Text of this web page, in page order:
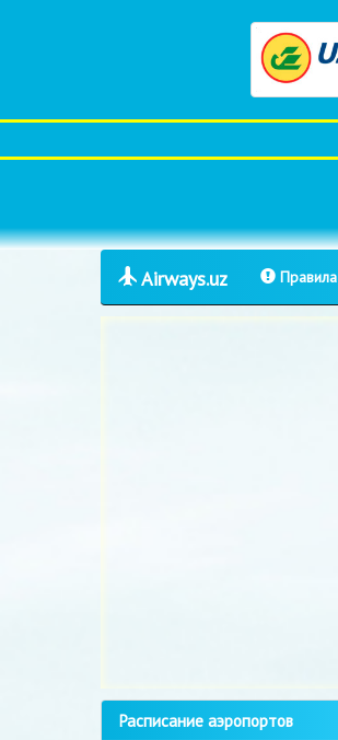
Airways.uz Правила
Расписание аэропортов